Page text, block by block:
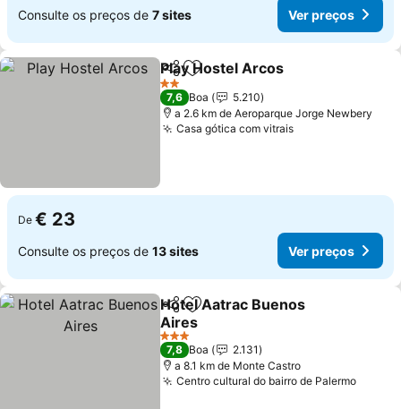
Consulte os preços de 7 sites Ver preços
PartilharAdicionar aos favoritos
Play Hostel Arcos
2 Estrelas
7,6 Boa
5.210
a 2.6 km de Aeroparque Jorge Newbery
Casa gótica com vitraisVer preços
De € 23
Consulte os preços de 13 sites Ver preços
PartilharAdicionar aos favoritos
Hotel Aatrac Buenos
Aires
Ver preços
3 Estrelas
7,8 Boa
2.131
a 8.1 km de Monte Castro
Centro cultural do bairro de PalermoVer